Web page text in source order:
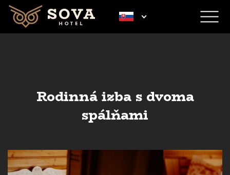
Rodinná izba s dvoma
spálňami